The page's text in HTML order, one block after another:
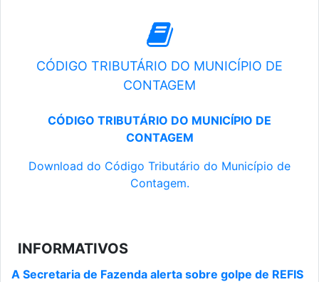
CÓDIGO TRIBUTÁRIO DO MUNICÍPIO DE
CONTAGEM
CÓDIGO TRIBUTÁRIO DO MUNICÍPIO DE
CONTAGEM
Download do Código Tributário do Município de
Contagem.
INFORMATIVOS
A Secretaria de Fazenda alerta sobre golpe de REFIS